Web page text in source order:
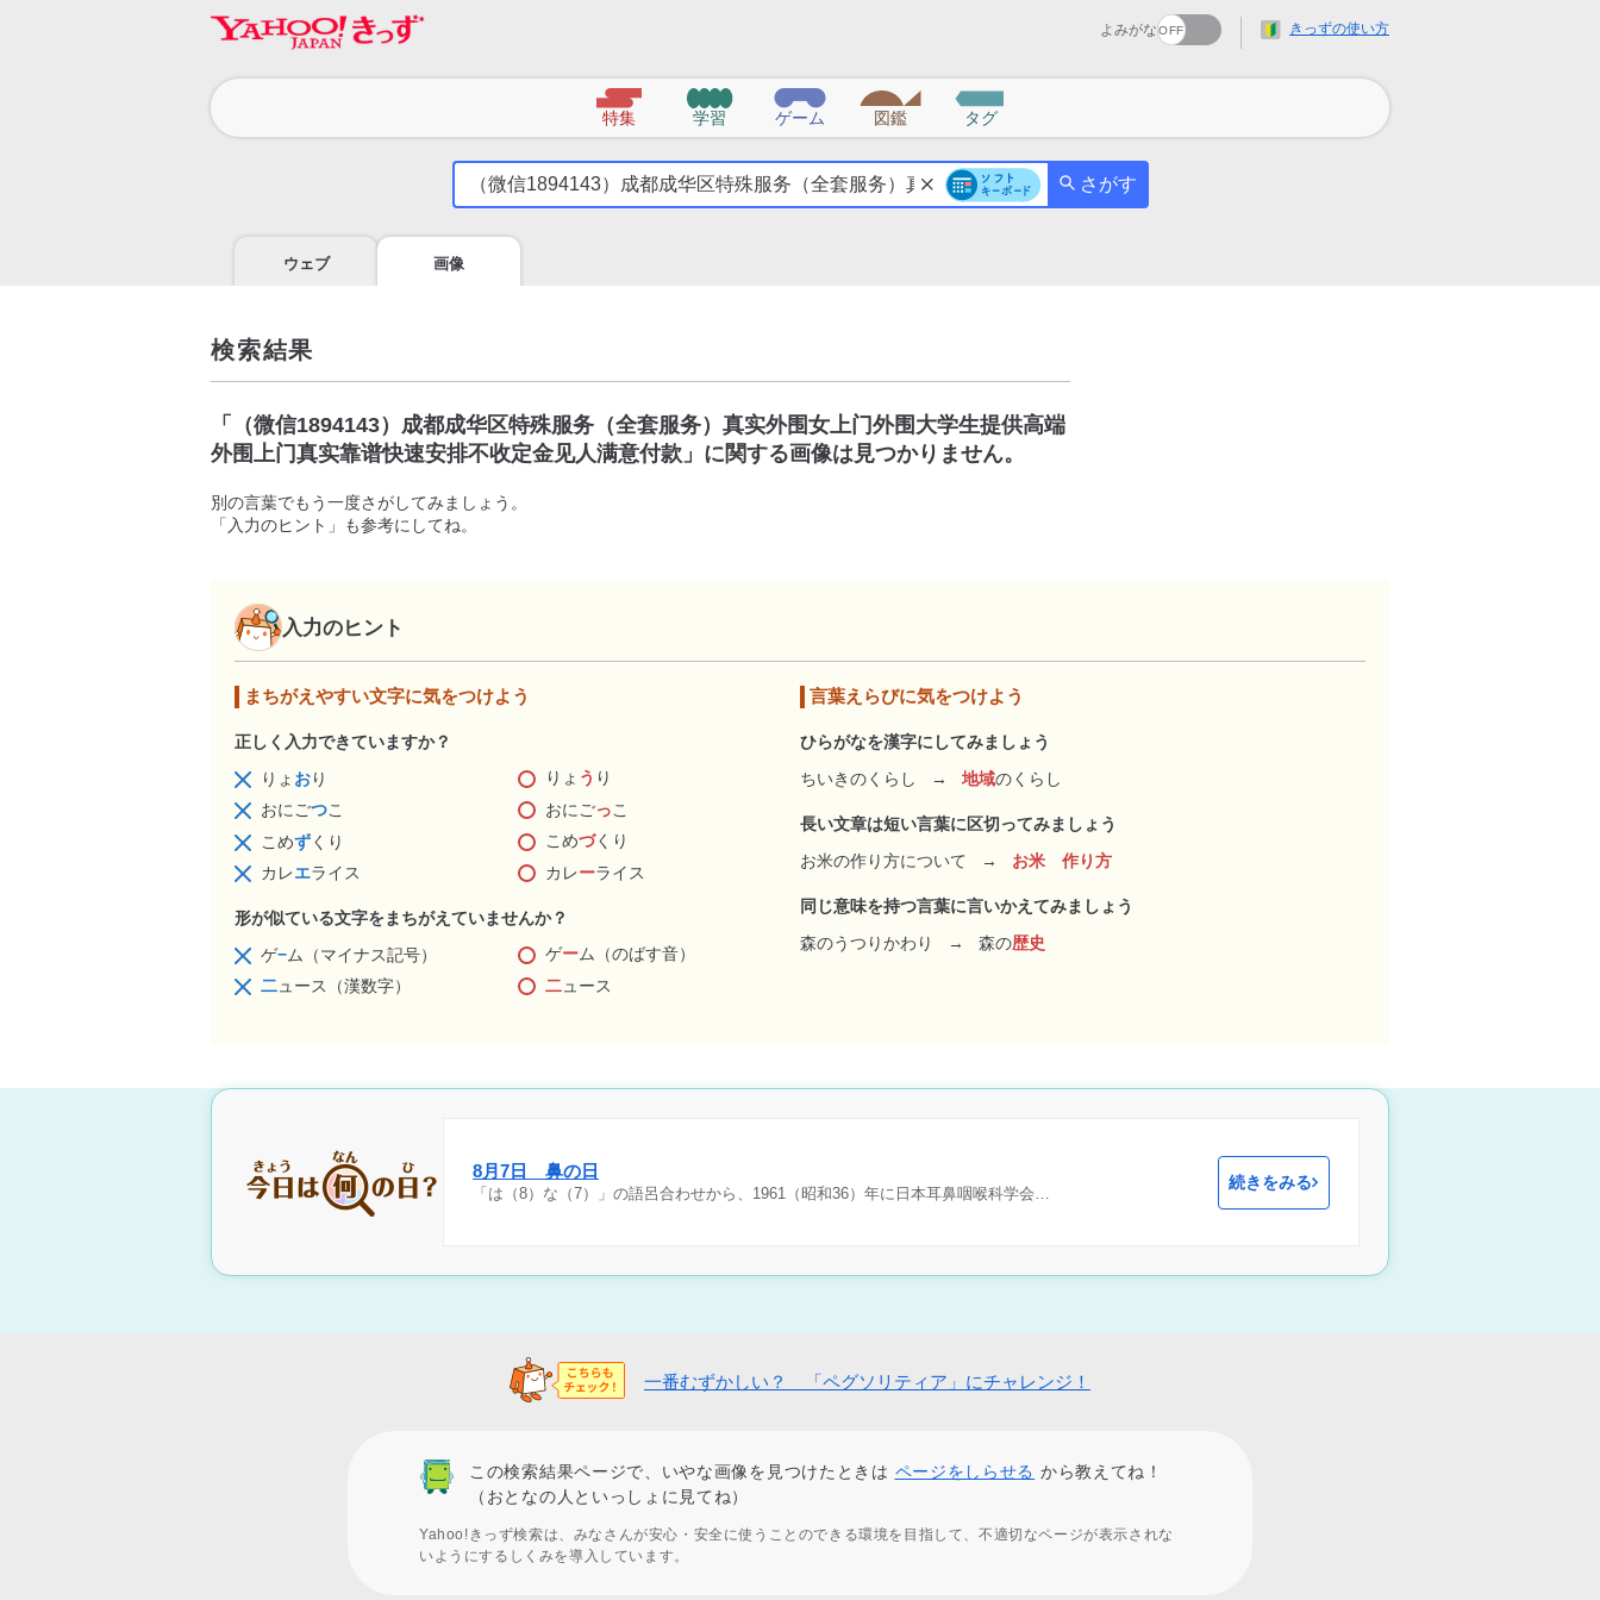
よみがな きっずの使い方
特集 学習 ゲーム 図鑑 タグ
気
こ
う
さがす
ウェブ 画像
検索結果
「
（微信1894143）成都成华区特殊服务（全套服务）真实外围女上门外围大学生提供高端
外围上门真实靠谱快速安排不收定金见人满意付款 」に関する画像は見つかりません。
別の言葉でもう一度さがしてみましょう。
「入力のヒント」も参考にしてね。
入力のヒント
まちがえやすい文字に気をつけよう
正しく入力できていますか？
りょ おり りょ う り
おにごつこ おにごっこ
こめずくり こめづくり
カレエライス カレーライス
形が似ている文字をまちがえていませんか？
ゲ−ム（マイナス記号） ゲーム（のばす音）
二ュース（漢数字） 二ュース
言葉えらびに気をつけよう
ひらがなを漢字にしてみましょう
ちいきのくらし
→ 地域のくらし
長い文章は短い言葉に区切ってみましょう
お米の作り方について
→ お米 作り方
同じ意味を持つ言葉に言いかえてみましょう
森のうつりかわり
→ 森の歴史
8月7日 鼻の日
「は（8）な（7）」の語呂合わせから、1961（昭和36）年に日本耳鼻咽喉科学会…
続きをみる
一番むずかしい？ 「ペグソリティア」にチャレンジ！
この検索結果ページで、いやな画像を見つけたときは ページをしらせる から教えてね！
（おとなの人といっしょに見てね）
Yahoo!きっず検索は、みなさんが安心・安全に使うことのできる環境を目指して、不適切なページが表示されな
いようにするしくみを導入しています。